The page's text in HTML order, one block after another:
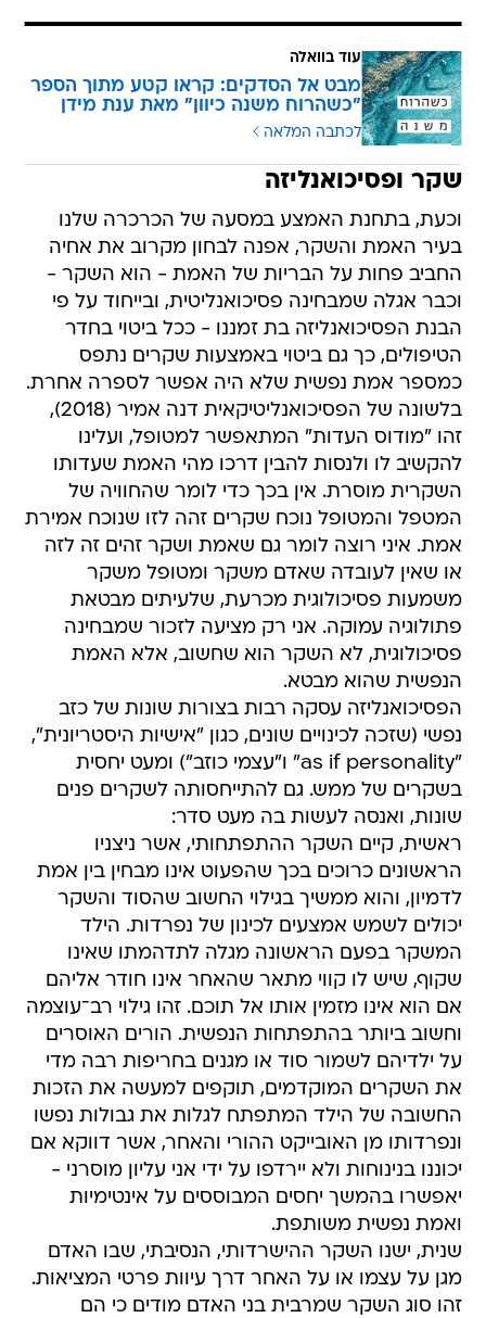
עוד בוואלה
מבט אל הסדקים: קראו קטע מתוך הספר
"כשהרוח משנה כיוון" מאת ענת מידן
לכתבה המלאה
שקר ופסיכואנליזה
וכעת, בתחנת האמצע במסעה של הכרכרה שלנו
בעיר האמת והשקר, אפנה לבחון מקרוב את אחיה
החביב פחות על הבריות של האמת - הוא השקר -
וכבר אגלה שמבחינה פסיכואנליטית, ובייחוד על פי
הבנת הפסיכואנליזה בת זמננו - ככל ביטוי בחדר
הטיפולים, כך גם ביטוי באמצעות שקרים נתפס
כמספר אמת נפשית שלא היה אפשר לספרה אחרת.
בלשונה של הפסיכואנליטיקאית דנה אמיר (2018),
זהו "מודוס העדות" המתאפשר למטופל, ועלינו
להקשיב לו ולנסות להבין דרכו מהי האמת שעדותו
השקרית מוסרת. אין בכך כדי לומר שהחוויה של
המטפל והמטופל נוכח שקרים זהה לזו שנוכח אמירת
אמת. איני רוצה לומר גם שאמת ושקר זהים זה לזה
או שאין לעובדה שאדם משקר ומטופל משקר
משמעות פסיכולוגית מכרעת, שלעיתים מבטאת
פתולוגיה עמוקה. אני רק מציעה לזכור שמבחינה
פסיכולוגית, לא השקר הוא שחשוב, אלא האמת
הנפשית שהוא מבטא.
הפסיכואנליזה עסקה רבות בצורות שונות של כזב
נפשי (שזכה לכינויים שונים, כגון "אישיות היסטריונית",
"as if personality" ו"עצמי כוזב") ומעט יחסית
בשקרים של ממש. גם להתייחסותה לשקרים פנים
שונות, ואנסה לעשות בה מעט סדר:
ראשית, קיים השקר ההתפתחותי, אשר ניצניו
הראשונים כרוכים בכך שהפעוט אינו מבחין בין אמת
לדמיון, והוא ממשיך בגילוי החשוב שהסוד והשקר
יכולים לשמש אמצעים לכינון של נפרדות. הילד
המשקר בפעם הראשונה מגלה לתדהמתו שאינו
שקוף, שיש לו קווי מתאר שהאחר אינו חודר אליהם
אם הוא אינו מזמין אותו אל תוכם. זהו גילוי רב־עוצמה
וחשוב ביותר בהתפתחות הנפשית. הורים האוסרים
על ילדיהם לשמור סוד או מגנים בחריפות רבה מדי
את השקרים המוקדמים, תוקפים למעשה את הזכות
החשובה של הילד המתפתח לגלות את גבולות נפשו
ונפרדותו מן האובייקט ההורי והאחר, אשר דווקא אם
יכוננו בנינוחות ולא יירדפו על ידי אני עליון מוסרני -
יאפשרו בהמשך יחסים המבוססים על אינטימיות
ואמת נפשית משותפת.
שנית, ישנו השקר ההישרדותי, הנסיבתי, שבו האדם
מגן על עצמו או על האחר דרך עיוות פרטי המציאות.
זהו סוג השקר שמרבית בני האדם מודים כי הם